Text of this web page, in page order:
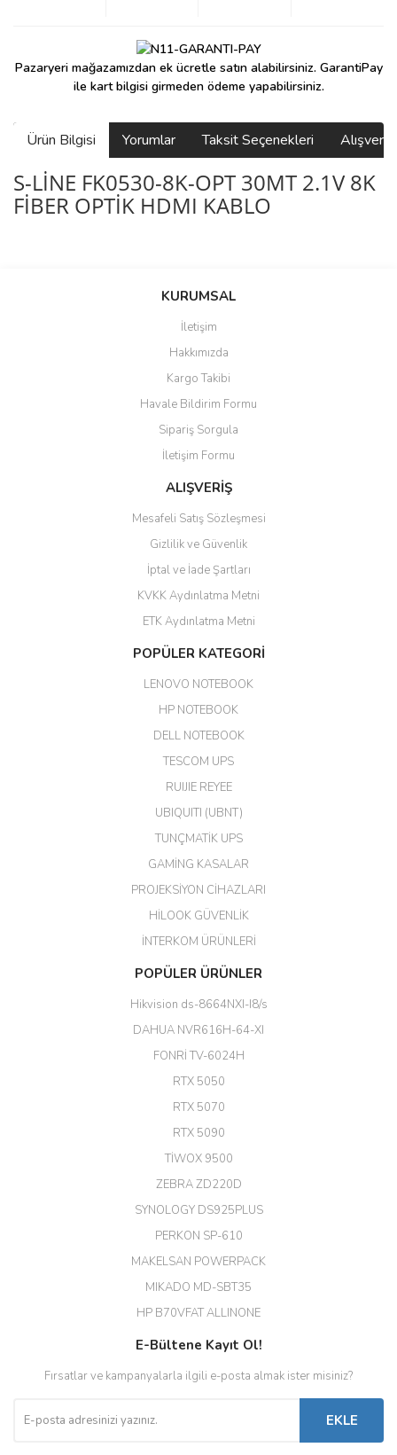
Pazaryeri mağazamızdan ek ücretle satın alabilirsiniz. GarantiPay
ile kart bilgisi girmeden ödeme yapabilirsiniz.
Ürün Bilgisi Yorumlar Taksit Seçenekleri
S-LİNE FK0530-8K-OPT 30MT 2.1V 8K
FİBER OPTİK HDMI KABLO
Bu ürüne ilk yorumu siz yapın!
güzel paketlenmiş ama yanında
ile 24 izlenmektedir diye küçük
bir tabela olsa daha hoş
hızlı güvenli bir alışveriş oldu
Yalçın Kaya | 20/06/2026
ahmet yiğit | 29/04/2026
Aldığım ürün kapalı kutu teslim
edildi. Teşekkür ederim.
GÜRKAN KETHÜDAOĞLU |
Her şey için teşekkür ederim çok
Erdal Cingöz | 07/02/2026
Başarılı. Bu vasıfta bir ürünü bu
kadar uygun fiyata bulabilmek
büyük şans. Güvenliticaret
(HIKVISION DS-3E0326P-E/M(B)
EROL ÇAKMAK | 26/12/2025
Diğer yorumları göster
KURUMSAL
İletişim
Hakkımızda
Kargo Takibi
Havale Bildirim Formu
Sipariş Sorgula
İletişim Formu
ALIŞVERİŞ
Mesafeli Satış Sözleşmesi
Gizlilik ve Güvenlik
İptal ve İade Şartları
KVKK Aydınlatma Metni
ETK Aydınlatma Metni
POPÜLER KATEGORİ
LENOVO NOTEBOOK
HP NOTEBOOK
DELL NOTEBOOK
TESCOM UPS
RUIJIE REYEE
UBIQUITI (UBNT)
TUNÇMATİK UPS
GAMİNG KASALAR
PROJEKSİYON CİHAZLARI
HİLOOK GÜVENLİK
İNTERKOM ÜRÜNLERİ
POPÜLER ÜRÜNLER
Hikvision ds-8664NXI-I8/s
DAHUA NVR616H-64-XI
FONRİ TV-6024H
RTX 5050
RTX 5070
RTX 5090
TİWOX 9500
ZEBRA ZD220D
SYNOLOGY DS925PLUS
PERKON SP-610
MAKELSAN POWERPACK
MIKADO MD-SBT35
HP B70VFAT ALLINONE
E-Bültene Kayıt Ol!
Fırsatlar ve kampanyalarla ilgili e-posta almak ister misiniz?
EKLE